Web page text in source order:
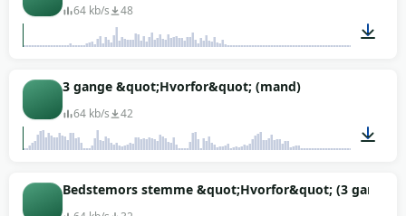
64 kb/s 48
3 gange &quot;Hvorfor&quot; (mand)
64 kb/s 42
00:03
Bedstemors stemme &quot;Hvorfor&quot; (3 gange)